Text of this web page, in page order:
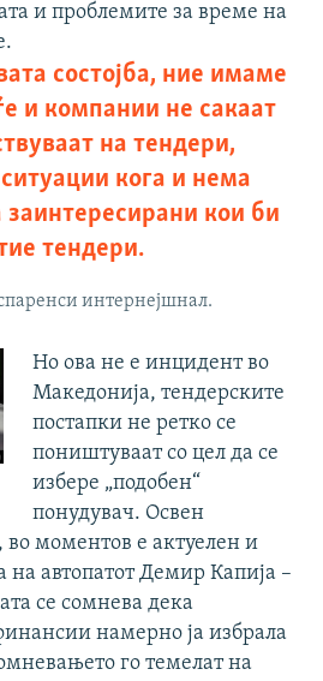
и проблемите за време на
состојба, ние имаме
и компании не сакаат
на тендери,
кога и нема
кои би
тендери.
интернејшнал.
Но ова не е инцидент во
Македонија, тендерските
постапки не ретко се
поништуваат со цел да се
избере „подобен“
понудувач. Освен
во моментов е актуелен и
на автопатот Демир Капија –
се сомнева дека
намерно ја избрала
го темелат на